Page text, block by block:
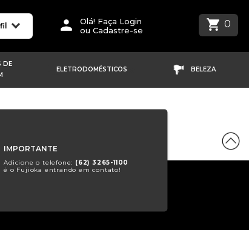
Olá! Faça Login
ou Cadastre-se
0
DE
ELETRODOMÉSTICOS BELEZA
IMPORTANTE
Adicione o telefone: (62) 3265-1100
é o Fujioka entrando em contato!